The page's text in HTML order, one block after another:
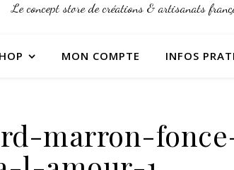
Le concept store de créations & artisanats
MON COMPTE INFOS
marron-